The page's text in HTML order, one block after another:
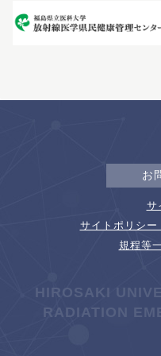
お
サ
サイトポリシー
規程等
HIROSAKI
RADIATION